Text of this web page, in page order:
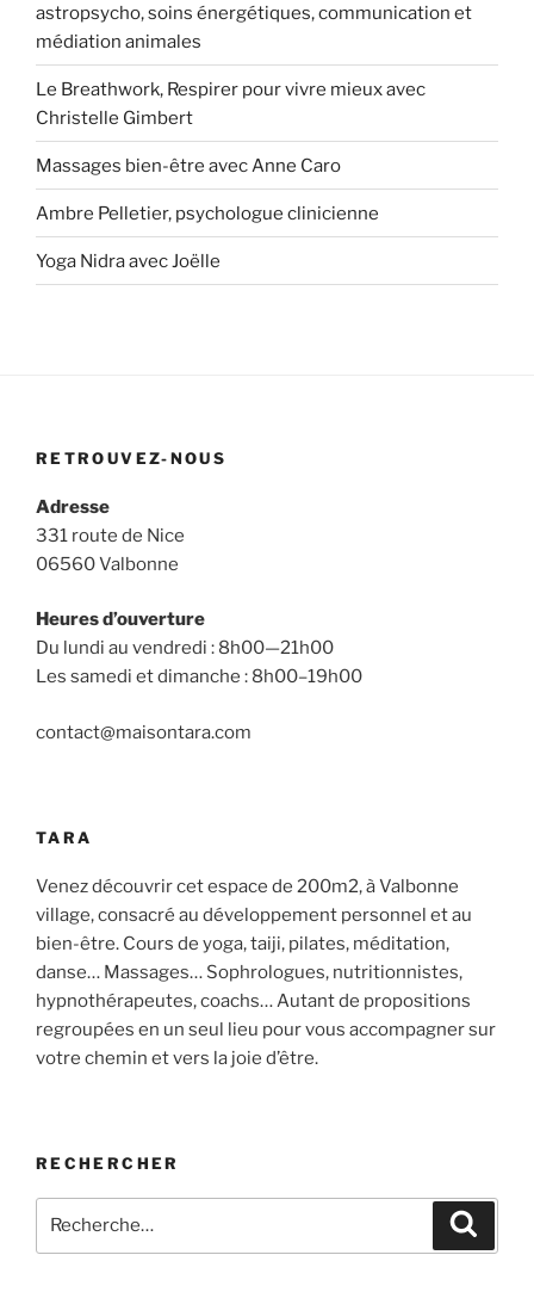
astropsycho, soins énergétiques, communication et
médiation animales
Le Breathwork, Respirer pour vivre mieux avec
Christelle Gimbert
Massages bien-être avec Anne Caro
Ambre Pelletier, psychologue clinicienne
Yoga Nidra avec Joëlle
RETROUVEZ-NOUS
Adresse
331 route de Nice
06560 Valbonne
Heures d’ouverture
Du lundi au vendredi : 8h00—21h00
Les samedi et dimanche : 8h00–19h00
contact@maisontara.com
TARA
Venez découvrir cet espace de 200m2, à Valbonne
village, consacré au développement personnel et au
bien-être. Cours de yoga, taiji, pilates, méditation,
danse… Massages… Sophrologues, nutritionnistes,
hypnothérapeutes, coachs… Autant de propositions
regroupées en un seul lieu pour vous accompagner sur
votre chemin et vers la joie d’être.
RECHERCHER
pour